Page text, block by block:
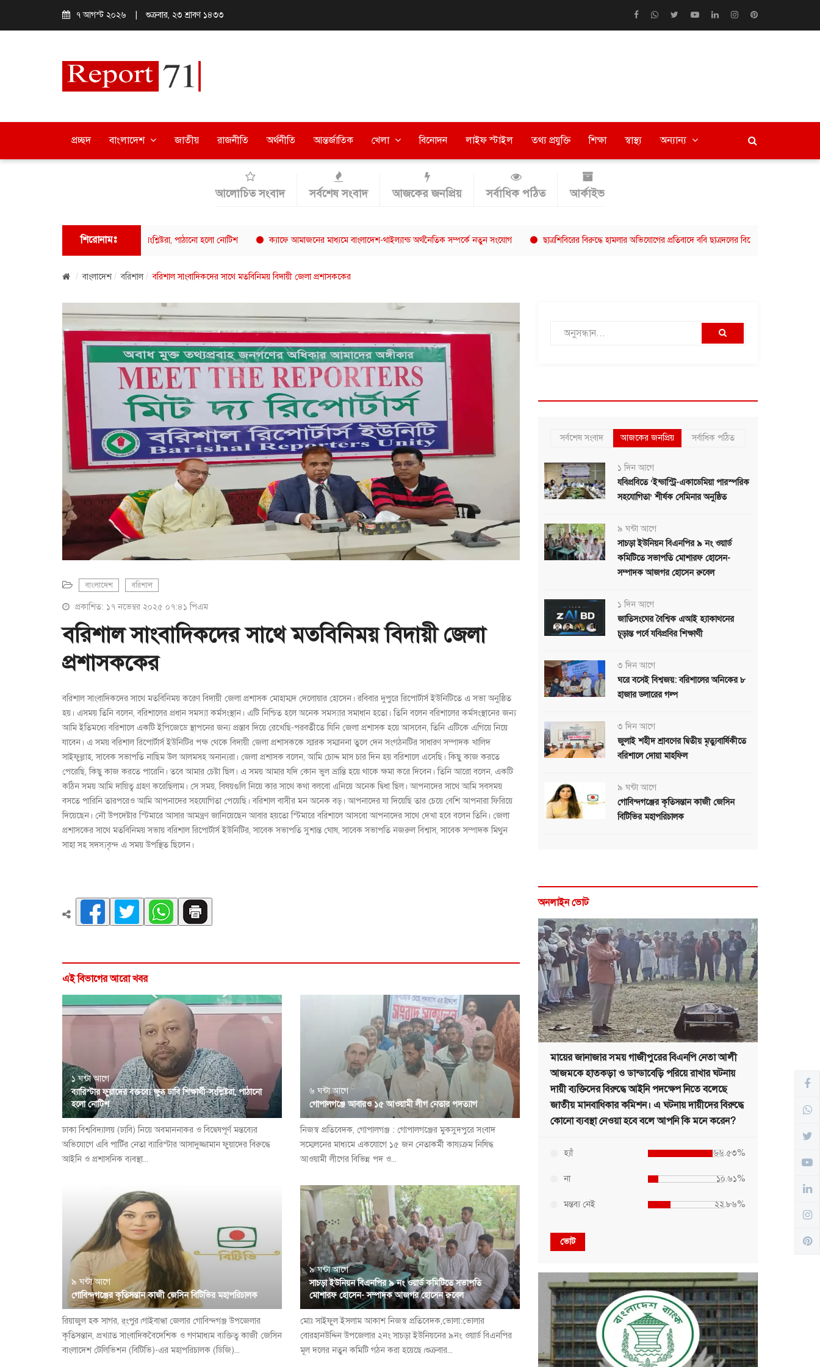
৭ আগস্ট ২০২৬ শুক্রবার, ২৩ শ্রাবণ ১৪৩৩
প্রচ্ছদ বাংলাদেশ জাতীয় রাজনীতি অর্থনীতি আন্তর্জাতিক খেলা বিনোদন লাইফ স্টাইল তথ্য প্রযুক্তি শিক্ষা স্বাস্থ্য অন্যান্য
আলোচিত সংবাদ সর্বশেষ সংবাদ আজকের জনপ্রিয় সর্বাধিক পঠিত আর্কাইভ
শিরোনামঃ
ফুয়াদের বক্তব্যে ক্ষুব্ধ ঢাবি শিক্ষার্থী-সংশ্লিষ্টরা, পাঠানো হলো নোটিশ ক্যাফে আমাজনের মাধ্যমে বাংলাদেশ-থাইল্যান্ড অর্থনৈতিক সম্পর্কে নতুন সংযোগ ছাত্রশিবিরের বিরুদ্ধে হামলার অভিযোগের প্রতিবাদে ববি ছাত্রদলের বিক্ষোভ মিছিল
বাংলাদেশ বরিশাল বরিশাল সাংবাদিকদের সাথে মতবিনিময় বিদায়ী জেলা প্রশাসককের
বাংলাদেশ বরিশাল
প্রকাশিত: ১৭ নভেম্বর ২০২৫ ০৭:৪১ পিএম
বরিশাল সাংবাদিকদের সাথে মতবিনিময় বিদায়ী জেলা
প্রশাসককের
বরিশাল সাংবাদিকদের সাথে মতবিনিময় করেণ বিদায়ী জেলা প্রশাসক মোহাম্মদ দেলোয়ার হোসেন। রবিবার দুপুরে রিপোর্টার্স ইউনিটিতে এ সভা অনুষ্ঠিত
হয়। এসময় তিনি বলেন, বরিশালের প্রধান সমস্যা কর্মসংস্থান। এটি নিশ্চিত হলে অনেক সমস্যার সমাধান হতো। তিনি বলেন বরিশালের কর্মসংস্থানের জন্য
আমি ইতিমধ্যে বরিশালে একটি ইপিজেডে স্থাপনের জন্য প্রস্তাব দিয়ে রেখেছি-পরবর্তীতে যিনি জেলা প্রশাসক হয়ে আসবেন, তিনি এটিকে এগিয়ে নিয়ে
যাবেন। এ সময় বরিশাল রিপোর্টার্স ইউনিটির পক্ষ থেকে বিদায়ী জেলা প্রশাসককে স্মারক সম্মাননা তুলে দেন সংগঠনটির সাধারণ সম্পাদক খালিদ
সাইফুল্লাহ, সাবেক সভাপতি নাছিম উল আলমসহ অনান্যরা। জেলা প্রশাসক বলেন, আমি চোদ্দ মাস চার দিন হয় বরিশালে এসেছি। কিছু কাজ করতে
পেরেছি, কিছু কাজ করতে পারেনি। তবে আমার চেষ্টা ছিল। এ সময় আমার যদি কোন ভুল ভ্রান্তি হয়ে থাকে ক্ষমা করে দিবেন। তিনি আরো বলেন, একটি
কঠিন সময় আমি দায়িত্ব গ্রহণ করেছিলাম। সে সময়, বিষয়গুলি নিয়ে কার সাথে কথা বলবো এনিয়ে অনেক দ্বিধা ছিল। আপনাদের সাথে আমি সবসময়
বসতে পারিনি তারপরেও আমি আপনাদের সহযোগিতা পেয়েছি। বরিশাল বাসীর মন অনেক বড়। আপনাদের যা দিয়েছি তার চেয়ে বেশি আপনারা ফিরিয়ে
দিয়েছেন। নৌ উপদেষ্টার স্টিমারে আসার আমন্ত্রণ জানিয়েছেন আবার হয়তো স্টিমারে বরিশালে আসবো আপনাদের সাথে দেখা হবে বলেন তিনি। জেলা
প্রশাসকের সাথে মতবিনিময় সভায় বরিশাল রিপোর্টার্স ইউনিটির, সাবেক সভাপতি সুশান্ত ঘোষ, সাবেক সভাপতি নজরুল বিশ্বাস, সাবেক সম্পাদক মিথুন
সাহা সহ সদস্যবৃন্দ এ সময় উপস্থিত ছিলেন।
এই বিভাগের আরো খবর
১ ঘন্টা আগে
ব্যারিস্টার ফুয়াদের বক্তব্যে ক্ষুব্ধ ঢাবি শিক্ষার্থী-সংশ্লিষ্টরা, পাঠানো
হলো নোটিশ
ঢাকা বিশ্ববিদ্যালয় (ঢাবি) নিয়ে অবমাননাকর ও বিদ্বেষপূর্ণ মন্তব্যের
অভিযোগে এবি পার্টির নেতা ব্যারিস্টার আসাদুজ্জামান ফুয়াদের বিরুদ্ধে
আইনি ও প্রশাসনিক ব্যবস্থা...
৬ ঘন্টা আগে
গোপালগঞ্জে আবারও ১৫ আওয়ামী লীগ নেতার পদত্যাগ
নিজস্ব প্রতিবেদক, গোপালগঞ্জ : গোপালগঞ্জের মুকসুদপুরে সংবাদ
সম্মেলনের মাধ্যমে একযোগে ১৫ জন নেতাকর্মী কায্যক্রম নিষিদ্ধ
আওয়ামী লীগের বিভিন্ন পদ ও...
৯ ঘন্টা আগে
গোবিন্দগঞ্জের কৃতিসন্তান কাজী জেসিন বিটিভির মহাপরিচালক
রিয়াজুল হক সাগর, র্ংপুর।গাইবান্ধা জেলার গোবিন্দগঞ্জ উপজেলার
কৃতিসন্তান, প্রখ্যাত সাংবাদিকবৈদেশিক ও গণমাধ্যম ব্যক্তিত্ব কাজী জেসিন
বাংলাদেশ টেলিভিশন (বিটিভি)-এর মহাপরিচালক (ডিজি)...
৯ ঘন্টা আগে
সাচড়া ইউনিয়ন বিএনপির ৯ নং ওয়ার্ড কমিটিতে সভাপতি
মোশারফ হোসেন- সম্পাদক আজগর হোসেন রুবেল
মোঃ সাইফুল ইসলাম আকাশ নিজস্ব প্রতিবেদক,ভোলা:ভোলার
বোরহানউদ্দিন উপজেলার ২নং সাচড়া ইউনিয়নের ৯নং ওয়ার্ড বিএনপির
মূল দলের নতুন কমিটি গঠন করা হয়েছে।শুক্রবার...
সর্বশেষ সংবাদ আজকের জনপ্রিয় সর্বাধিক পঠিত
১ দিন আগে
যবিপ্রবিতে ‘ইন্ডাস্ট্রি-একাডেমিয়া পারস্পরিক
সহযোগিতা’ শীর্ষক সেমিনার অনুষ্ঠিত
৯ ঘন্টা আগে
সাচড়া ইউনিয়ন বিএনপির ৯ নং ওয়ার্ড
কমিটিতে সভাপতি মোশারফ হোসেন-
সম্পাদক আজগর হোসেন রুবেল
১ দিন আগে
জাতিসংঘের বৈশ্বিক এআই হ্যাকাথনের
চূড়ান্ত পর্বে যবিপ্রবির শিক্ষার্থী
৩ দিন আগে
ঘরে বসেই বিশ্বজয়: বরিশালের অনিকের ৮
হাজার ডলারের গল্প
৩ দিন আগে
জুলাই শহীদ শ্রাবণের দ্বিতীয় মৃত্যুবার্ষিকীতে
বরিশালে দোয়া মাহফিল
৯ ঘন্টা আগে
গোবিন্দগঞ্জের কৃতিসন্তান কাজী জেসিন
বিটিভির মহাপরিচালক
অনলাইন ভোট
মায়ের জানাজার সময় গাজীপুরের বিএনপি নেতা আলী
আজমকে হাতকড়া ও ডান্ডাবেড়ি পরিয়ে রাখার ঘটনায়
দায়ী ব্যক্তিদের বিরুদ্ধে আইনি পদক্ষেপ নিতে বলেছে
জাতীয় মানবাধিকার কমিশন। এ ঘটনায় দায়ীদের বিরুদ্ধে
কোনো ব্যবস্থা নেওয়া হবে বলে আপনি কি মনে করেন?
হ্যাঁ ৬৬.৫৩%
না ১০.৬১%
মন্তব্য নেই ২২.৮৬%
ভোট